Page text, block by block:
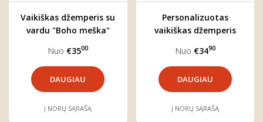
Vaikiškas džemperis su
vardu "Boho meška"
Nuo €3500
DAUGIAU
Į NORŲ SĄRAŠĄ
Personalizuotas
vaikiškas džemperis
Nuo €3490
DAUGIAU
Į NORŲ SĄRAŠĄ